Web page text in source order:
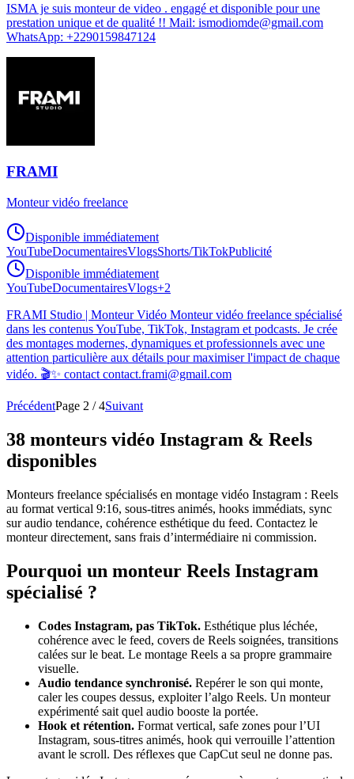
ISMA je suis monteur de video . engagé et disponible pour une
prestation unique et de qualité !! Mail: ismodiomde@gmail.com
WhatsApp: +2290159847124
FRAMI
Monteur vidéo freelance
Disponible immédiatement
YouTubeDocumentairesVlogsShorts/TikTokPublicité
Disponible immédiatement
YouTubeDocumentairesVlogs+2
FRAMI Studio | Monteur Vidéo Monteur vidéo freelance spécialisé
dans les contenus YouTube, TikTok, Instagram et podcasts. Je crée
des montages modernes, dynamiques et professionnels avec une
attention particulière aux détails pour maximiser l'impact de chaque
vidéo. 🎬✨ contact contact.frami@gmail.com
PrécédentPage 2 /4Suivant
38 monteurs vidéo Instagram & Reels
disponibles
Monteurs freelance spécialisés en montage vidéo Instagram : Reels
au format vertical 9:16, sous-titres animés, hooks immédiats, sync
sur audio tendance, cohérence esthétique du feed. Contactez le
monteur directement, sans frais d’intermédiaire ni commission.
Pourquoi un monteur Reels Instagram
spécialisé ?
Codes Instagram, pas TikTok. Esthétique plus léchée,
cohérence avec le feed, covers de Reels soignées, transitions
calées sur le beat. Le montage Reels a sa propre grammaire
visuelle.
Audio tendance synchronisé. Repérer le son qui monte,
caler les coupes dessus, exploiter l’algo Reels. Un monteur
expérimenté sait quel audio booste la portée.
Hook et rétention. Format vertical, safe zones pour l’UI
Instagram, sous-titres animés, hook qui verrouille l’attention
avant le scroll. Des réflexes que CapCut seul ne donne pas.